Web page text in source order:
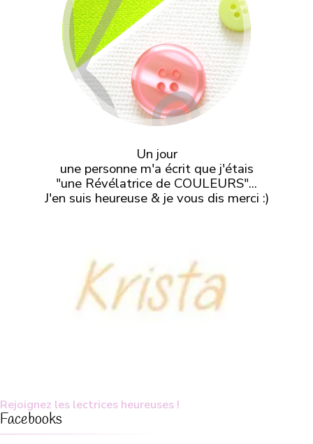
Un jour
une personne m'a écrit que j'étais
"une Révélatrice de COULEURS"...
J'en suis heureuse & je vous dis merci :)
Rejoignez les lectrices heureuses !
Facebooks